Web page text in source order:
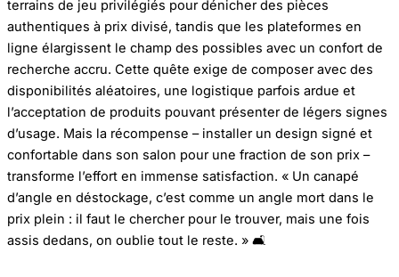
terrains de jeu privilégiés pour dénicher des pièces
authentiques à prix divisé, tandis que les plateformes en
ligne élargissent le champ des possibles avec un confort de
recherche accru. Cette quête exige de composer avec des
disponibilités aléatoires, une logistique parfois ardue et
l’acceptation de produits pouvant présenter de légers signes
d’usage. Mais la récompense – installer un design signé et
confortable dans son salon pour une fraction de son prix –
transforme l’effort en immense satisfaction. « Un canapé
d’angle en déstockage, c’est comme un angle mort dans le
prix plein : il faut le chercher pour le trouver, mais une fois
assis dedans, on oublie tout le reste. » 🛋️